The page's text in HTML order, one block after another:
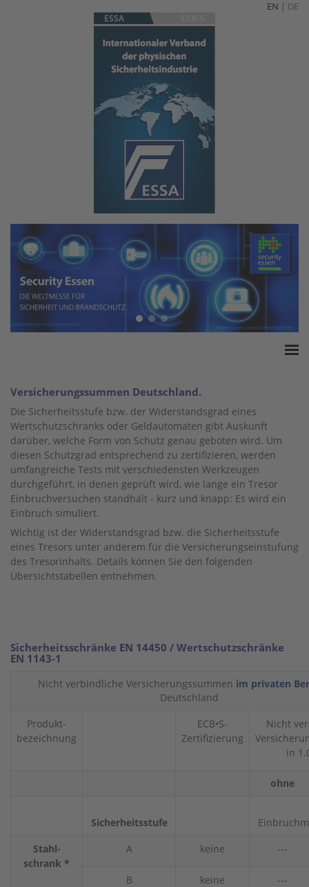
EN | DE
ESSA
ESSA Verband
White Paper
Produkte
Versicherungssummen
Presse
Kontakt
Versicherungssummen Deutschland.
Die Sicherheitsstufe bzw. der Widerstandsgrad eines
Wertschutzschranks oder Geldautomaten gibt Auskunft
darüber, welche Form von Schutz genau geboten wird. Um
diesen Schutzgrad entsprechend zu zertifizieren, werden
umfangreiche Tests mit verschiedensten Werkzeugen
durchgeführt, in denen geprüft wird, wie lange ein Tresor
Einbruchversuchen standhält - kurz und knapp: Es wird ein
Einbruch simuliert.
Wichtig ist der Widerstandsgrad bzw. die Sicherheitsstufe
eines Tresors unter anderem für die Versicherungseinstufung
des Tresorinhalts. Details können Sie den folgenden
Übersichtstabellen entnehmen.
Sicherheitsschränke EN 14450 / Wertschutzschränke
EN 1143-1
Nicht verbindliche Versicherungssummen im privaten
Deutschland
Produkt-
bezeichnung
ECB•S-
Zertifizierung
Nicht
in
ohne
Sicherheitsstufe
Stahl-
schrank *
A keine ---
B keine ---